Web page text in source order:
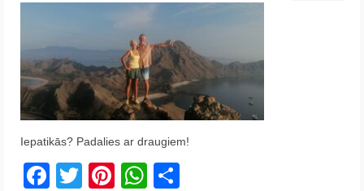
ASV
Melnkalne
Grieķija
Krēta
Francija
Iepatikās? Padalies ar draugiem!
Facebook
TwitterPinterest
WhatsApp